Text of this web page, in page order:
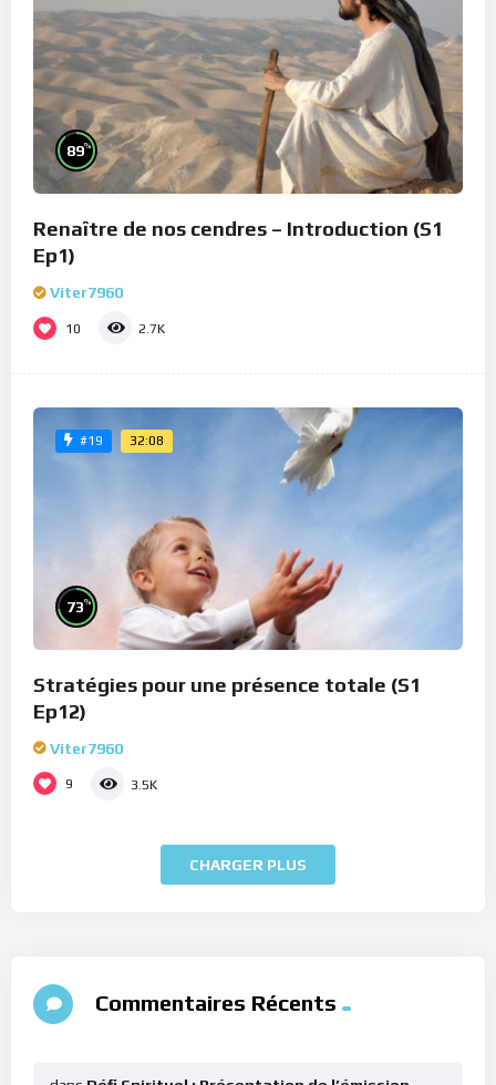
89%
Renaître de nos cendres – Introduction (S1
Ep1)
Viter7960
10 2.7K
#19 32:08
73%
Stratégies pour une présence totale (S1
Ep12)
Viter7960
9 3.5K
CHARGER PLUS
Commentaires Récents